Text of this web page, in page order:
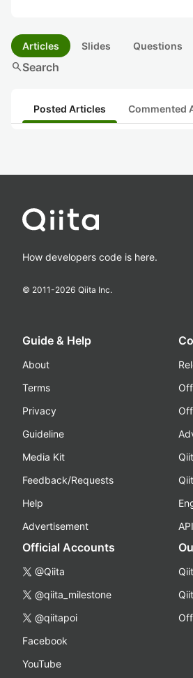
Articles Slides Questions
searchSearch
Posted Articles Commented
How developers code is here.
© 2011-2026 Qiita Inc.
Guide & Help
About
Terms
Privacy
Guideline
Media Kit
Feedback/Requests
Help
Advertisement
API
Official Accounts
@Qiita
@qiita_milestone
@qiitapoi
Facebook
YouTube